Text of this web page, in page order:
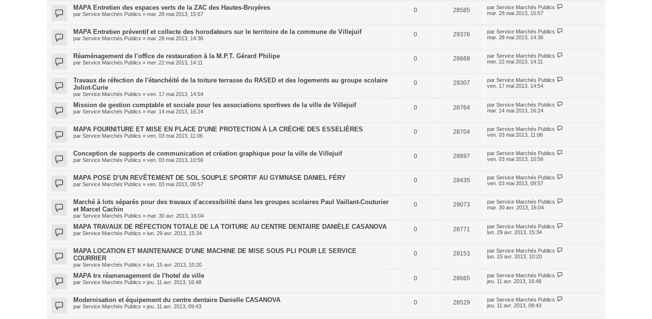
MAPA Entretien des espaces verts de la ZAC des Hautes-Bruyères
par Service Marchés Publics » mar. 28 mai 2013, 15:57
0 28585 par Service Marchés Publics
mar. 28 mai 2013, 15:57
MAPA Entretien préventif et collecte des horodateurs sur le territoire de la commune de Villejuif
par Service Marchés Publics » mar. 28 mai 2013, 14:36
0 29376 par Service Marchés Publics
mar. 28 mai 2013, 14:36
Réaménagement de l’office de restauration à la M.P.T. Gérard Philipe
par Service Marchés Publics » mer. 22 mai 2013, 14:11
0 28669 par Service Marchés Publics
mer. 22 mai 2013, 14:11
Travaux de réfection de l'étanchéité de la toiture terrasse du RASED et des logements au groupe scolaire
Joliot-Curie
par Service Marchés Publics » ven. 17 mai 2013, 14:54
0 29307 par Service Marchés Publics
ven. 17 mai 2013, 14:54
Mission de gestion comptable et sociale pour les associations sportives de la ville de Villejuif
par Service Marchés Publics » mar. 14 mai 2013, 16:24
0 28764 par Service Marchés Publics
mar. 14 mai 2013, 16:24
MAPA FOURNITURE ET MISE EN PLACE D’UNE PROTECTION À LA CRÈCHE DES ESSELIÈRES
par Service Marchés Publics » ven. 03 mai 2013, 11:06
0 28704 par Service Marchés Publics
ven. 03 mai 2013, 11:06
Conception de supports de communication et création graphique pour la ville de Villejuif
par Service Marchés Publics » ven. 03 mai 2013, 10:56
0 28897 par Service Marchés Publics
ven. 03 mai 2013, 10:56
MAPA POSE D’UN REVÊTEMENT DE SOL SOUPLE SPORTIF AU GYMNASE DANIEL FÉRY
par Service Marchés Publics » ven. 03 mai 2013, 09:57
0 28435 par Service Marchés Publics
ven. 03 mai 2013, 09:57
Marché à lots séparés pour des travaux d'accessibilité dans les groupes scolaires Paul Vaillant-Couturier
et Marcel Cachin
par Service Marchés Publics » mar. 30 avr. 2013, 16:04
0 29073 par Service Marchés Publics
mar. 30 avr. 2013, 16:04
MAPA TRAVAUX DE RÉFECTION TOTALE DE LA TOITURE AU CENTRE DENTAIRE DANIÈLE CASANOVA
par Service Marchés Publics » lun. 29 avr. 2013, 15:34
0 28771 par Service Marchés Publics
lun. 29 avr. 2013, 15:34
MAPA LOCATION ET MAINTENANCE D’UNE MACHINE DE MISE SOUS PLI POUR LE SERVICE
COURRIER
par Service Marchés Publics » lun. 15 avr. 2013, 10:20
0 28153 par Service Marchés Publics
lun. 15 avr. 2013, 10:20
MAPA trx réamenagement de l'hotel de ville
par Service Marchés Publics » jeu. 11 avr. 2013, 16:48
0 28665 par Service Marchés Publics
jeu. 11 avr. 2013, 16:48
Modernisation et équipement du centre dentaire Danielle CASANOVA
par Service Marchés Publics » jeu. 11 avr. 2013, 09:43
0 28529 par Service Marchés Publics
jeu. 11 avr. 2013, 09:43